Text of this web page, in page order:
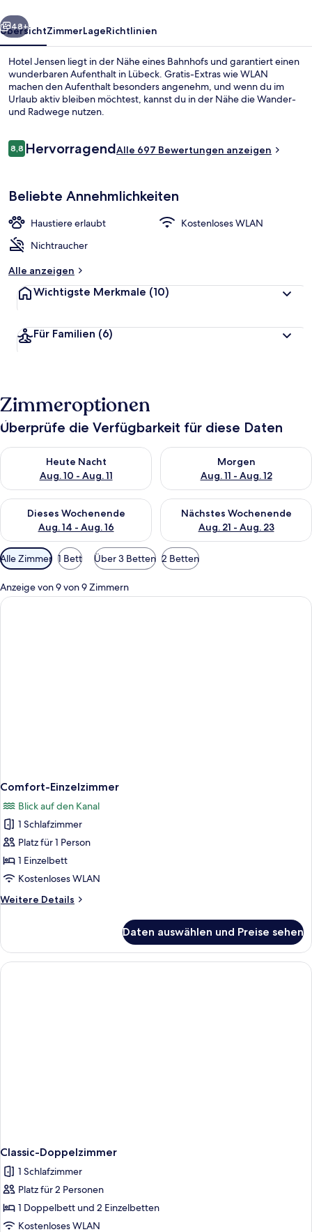
Weiter
48+
ÜbersichtZimmerLageRichtlinien
Hotel Jensen liegt in der Nähe eines Bahnhofs und garantiert einen
wunderbaren Aufenthalt in Lübeck. Gratis-Extras wie WLAN
machen den Aufenthalt besonders angenehm, und wenn du im
Urlaub aktiv bleiben möchtest, kannst du in der Nähe die Wander-
und Radwege nutzen.
Bewertungen
8,88,8 von 10.
HervorragendAlle 697 Bewertungen anzeigen
Beliebte Annehmlichkeiten
Haustiere erlaubt
Kostenloses WLAN
Nichtraucher
Alle anzeigen
Wichtigste Merkmale (10)
Für Familien (6)
Zimmeroptionen
Überprüfe die Verfügbarkeit für diese Daten
Heute Nacht
Aug. 10 - Aug. 11
Überprüfe die Verfügbarkeit für heute Nacht, Aug. 10 - Aug.
Morgen
Aug. 11 - Aug. 12
Überprüfe die Verfügbarkeit
Dieses Wochenende
Aug. 14 - Aug. 16
Überprüfe die Verfügbarkeit für dieses Wochenende, Aug. 14
Nächstes Wochenende
Aug. 21 - Aug. 23
Überprüfe die Verfügbarkeit
Verfügbare
Filter
für
Zimmer
Alle Zimmer 1 Bett Über 3 Betten 2 Betten
Anzeige von 9 von 9 Zimmern
Comfort-Einzelzimmer
Blick auf den Kanal
1 Schlafzimmer
Platz für 1 Person
1 Einzelbett
Kostenloses WLAN
Weitere Details
Weitere
Einzelzimmer
Daten auswählen und Preise sehen
Classic-Doppelzimmer
1 Schlafzimmer
Platz für 2 Personen
1 Doppelbett und 2 Einzelbetten
Kostenloses WLAN